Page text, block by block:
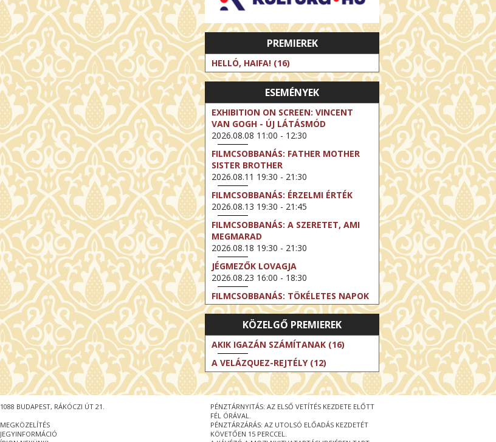
PREMIEREK
HELLÓ, HAIFA! (16)
ESEMÉNYEK
EXHIBITION ON SCREEN: VINCENT
VAN GOGH - ÚJ LÁTÁSMÓD
2026.08.08 11:00 - 12:30
FILMCSOBBANÁS: FATHER MOTHER
SISTER BROTHER
2026.08.11 19:30 - 21:30
FILMCSOBBANÁS: ÉRZELMI ÉRTÉK
2026.08.13 19:30 - 21:45
FILMCSOBBANÁS: A SZERETET, AMI
MEGMARAD
2026.08.18 19:30 - 21:30
JÉGMEZŐK LOVAGJA
2026.08.23 16:00 - 18:30
FILMCSOBBANÁS: TÖKÉLETES NAPOK
2026.08.25 19:30 - 21:45
FILMCSOBBANÁS: IFJÚSÁG
2026.08.27 19:30 - 21:30
EXHIBITION ON SCREEN: VINCENT
VAN GOGH - ÚJ LÁTÁSMÓD
2026.08.30 11:00 - 12:30
NT LIVE / DAVID IRELAND: THE FIFTH
STEP
2026.09.01 19:00 - 21:00
BERLIN ELESTE
KÖZELGŐ PREMIEREK
AKIK IGAZÁN SZÁMÍTANAK (16)
A VELÁZQUEZ-REJTÉLY (12)
PÉNZTÁRNYITÁS: AZ ELSŐ VETÍTÉS KEZDETE ELŐTT
FÉL ÓRÁVAL.
PÉNZTÁRZÁRÁS: AZ UTOLSÓ ELŐADÁS KEZDETÉT
KÖVETŐEN 15 PERCCEL.
1088 BUDAPEST, RÁKÓCZI ÚT 21.
MEGKÖZELÍTÉS
JEGYINFORMÁCIÓ